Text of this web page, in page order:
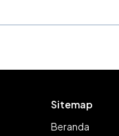
Sitemap
Beranda